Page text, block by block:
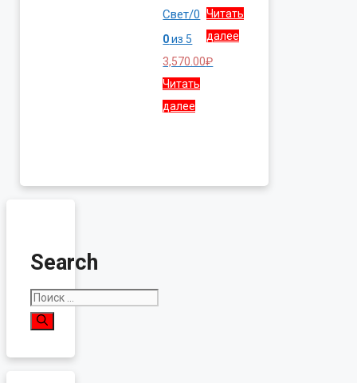
Свет/0
0из 5
3,570.00₽
Читать
далее
Читать
далее
Search
Поиск: